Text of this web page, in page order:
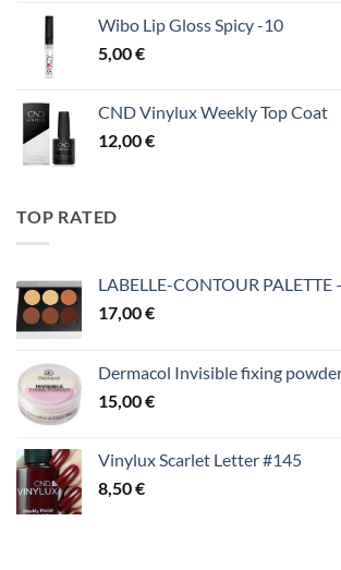
Wibo Lip Gloss Spicy -10
5,00€
CND Vinylux Weekly Top Coat
12,00€
TOP RATED
LABELLE-CONTOUR PALETTE
17,00€
Dermacol Invisible fixing
15,00€
Vinylux Scarlet Letter #145
8,50€